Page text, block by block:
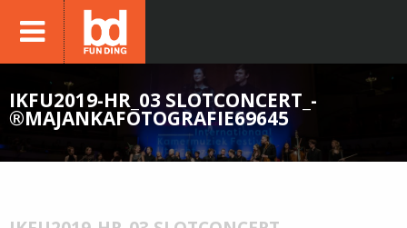
IKFU2019-HR_03 SLOTCONCERT_-
®MAJANKAFOTOGRAFIE69645